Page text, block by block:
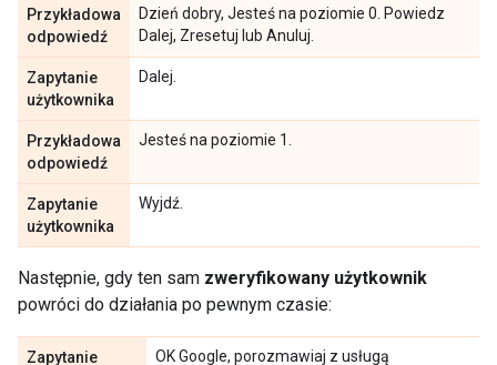
Przykładowa
odpowiedź
Dzień dobry, Jesteś na poziomie 0. Powiedz
Dalej, Zresetuj lub Anuluj.
Zapytanie
użytkownika
Dalej.
Przykładowa
odpowiedź
Jesteś na poziomie 1.
Zapytanie
użytkownika
Wyjdź.
Następnie, gdy ten sam zweryfikowany użytkownik
powróci do działania po pewnym czasie:
Zapytanie
OK Google, porozmawiaj z usługą